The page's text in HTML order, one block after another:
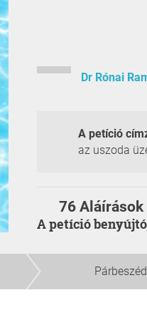
Dr Rónai
A petíció
az uszoda
76 Aláírások
A petíció
Párbeszéd